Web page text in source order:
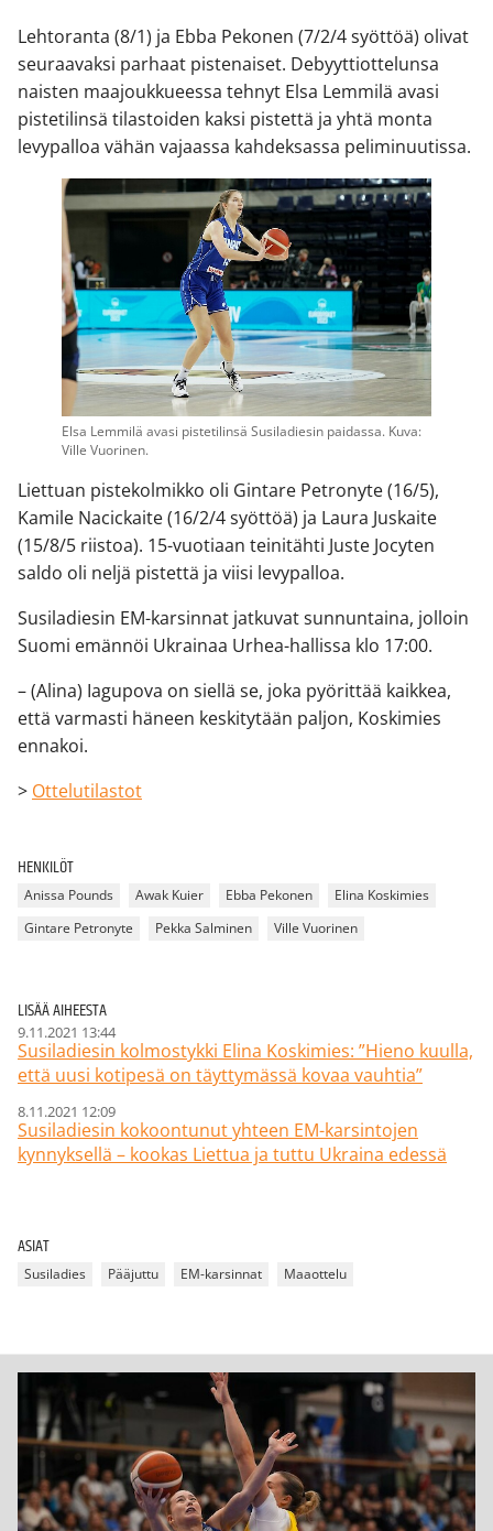
Lehtoranta (8/1) ja Ebba Pekonen (7/2/4 syöttöä) olivat
seuraavaksi parhaat pistenaiset. Debyyttiottelunsa
naisten maajoukkueessa tehnyt Elsa Lemmilä avasi
pistetilinsä tilastoiden kaksi pistettä ja yhtä monta
levypalloa vähän vajaassa kahdeksassa peliminuutissa.
Elsa Lemmilä avasi pistetilinsä Susiladiesin paidassa. Kuva:
Ville Vuorinen.
Liettuan pistekolmikko oli Gintare Petronyte (16/5),
Kamile Nacickaite (16/2/4 syöttöä) ja Laura Juskaite
(15/8/5 riistoa). 15-vuotiaan teinitähti Juste Jocyten
saldo oli neljä pistettä ja viisi levypalloa.
Susiladiesin EM-karsinnat jatkuvat sunnuntaina, jolloin
Suomi emännöi Ukrainaa Urhea-hallissa klo 17:00.
– (Alina) Iagupova on siellä se, joka pyörittää kaikkea,
että varmasti häneen keskitytään paljon, Koskimies
ennakoi.
> Ottelutilastot
HENKILÖT
Anissa Pounds Awak Kuier Ebba Pekonen
Elina Koskimies
Gintare Petronyte
Pekka Salminen Ville Vuorinen
LISÄÄ AIHEESTA
9.11.2021 13:44
Susiladiesin kolmostykki Elina Koskimies: ”Hieno kuulla,
että uusi kotipesä on täyttymässä kovaa vauhtia”
8.11.2021 12:09
Susiladiesin kokoontunut yhteen EM-karsintojen
kynnyksellä – kookas Liettua ja tuttu Ukraina edessä
ASIAT
Susiladies Pääjuttu EM-karsinnat Maaottelu